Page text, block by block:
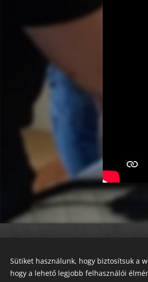
Minden jog fenntartva!
5000 Szolnok,
Sütiket használunk, hogy biztosítsuk a
hogy a lehető legjobb felhasználói